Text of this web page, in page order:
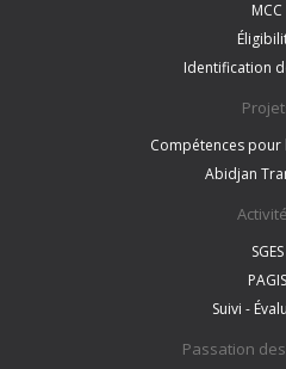
MCC
Identification
Compétences
Abidjan
SGES
PAGIS
Suivi -
Passation